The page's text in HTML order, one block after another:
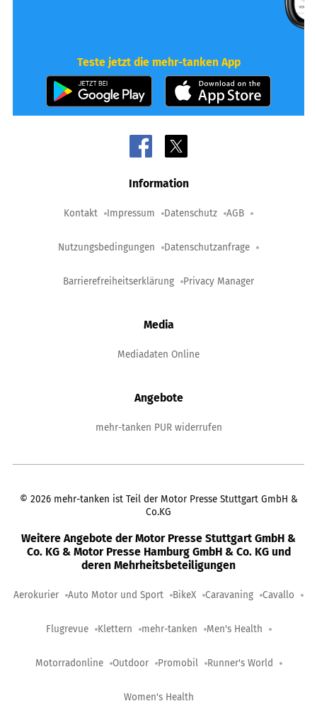
Teste jetzt die mehr-tanken App
Information
Kontakt Impressum Datenschutz AGB
Nutzungsbedingungen Datenschutzanfrage
Barrierefreiheitserklärung Privacy Manager
Media
Mediadaten Online
Angebote
mehr-tanken PUR widerrufen
© 2026 mehr-tanken ist Teil der Motor Presse Stuttgart GmbH &
Co.KG
Weitere Angebote der Motor Presse Stuttgart GmbH &
Co. KG & Motor Presse Hamburg GmbH & Co. KG und
deren Mehrheitsbeteiligungen
Aerokurier Auto Motor und Sport BikeX Caravaning Cavallo
Flugrevue Klettern mehr-tanken Men's Health
Motorradonline Outdoor Promobil Runner's World
Women's Health